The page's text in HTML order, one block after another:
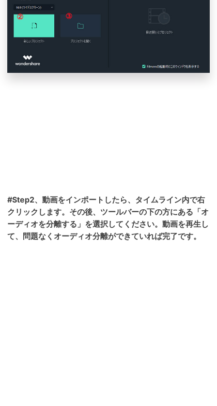
#Step2、動画をインポートしたら、タイムライン内で右
クリックします。その後、ツールバーの下の方にある「オ
ーディオを分離する」を選択してください。動画を再生し
て、問題なくオーディオ分離ができていれば完了です。